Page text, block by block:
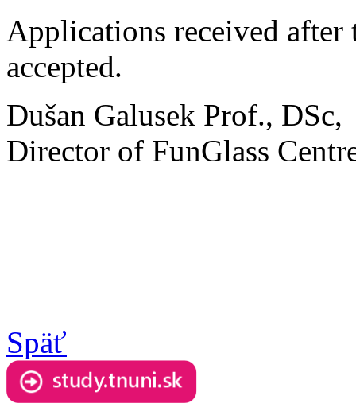
Applications received
accepted.
Dušan Galusek Prof., DSc,
Director of FunGlass
Späť